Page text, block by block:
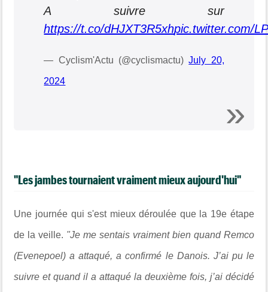
A suivre sur
https://t.co/dHJXT3R5xhpic.twitter.com/
— Cyclism'Actu (@cyclismactu)July 20,
2024
"Les jambes tournaient vraiment mieux aujourd'hui"
Une journée qui s'est mieux déroulée que la 19e étape
de la veille. "Je me sentais vraiment bien quand Remco
(Evenepoel) a attaqué, a confirmé le Danois. J’ai pu le
suivre et quand il a attaqué la deuxième fois, j’ai décidé